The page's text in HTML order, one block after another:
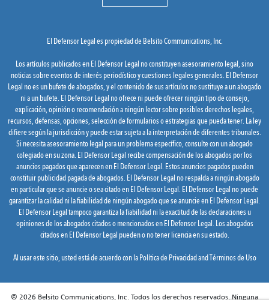
El Defensor Legal es propiedad de Belsito Communications, Inc.
Los artículos publicados en El Defensor Legal no constituyen asesoramiento legal, sino
noticias sobre eventos de interés periodístico y cuestiones legales generales. El Defensor
Legal no es un bufete de abogados, y el contenido de sus artículos no sustituye a un abogado
ni a un bufete. El Defensor Legal no ofrece ni puede ofrecer ningún tipo de consejo,
explicación, opinión o recomendación a ningún lector sobre posibles derechos legales,
recursos, defensas, opciones, selección de formularios o estrategias que pueda tener. La ley
difiere según la jurisdicción y puede estar sujeta a la interpretación de diferentes tribunales.
Si necesita asesoramiento legal para un problema específico, consulte con un abogado
colegiado en su zona. El Defensor Legal recibe compensación de los abogados por los
anuncios pagados que aparecen en El Defensor Legal. Estos anuncios pagados pueden
constituir publicidad pagada de abogados. El Defensor Legal no respalda a ningún abogado
en particular que se anuncie o sea citado en El Defensor Legal. El Defensor Legal no puede
garantizar la calidad ni la fiabilidad de ningún abogado que se anuncie en El Defensor Legal.
El Defensor Legal tampoco garantiza la fiabilidad ni la exactitud de las declaraciones u
opiniones de los abogados citados o mencionados en El Defensor Legal. Los abogados
citados en El Defensor Legal pueden o no tener licencia en su estado.
Al usar este sitio, usted está de acuerdo con la Política de PrivacidadandTérminos de Uso
© 2026 Belsito Communications, Inc. Todos los derechos reservados. Ninguna